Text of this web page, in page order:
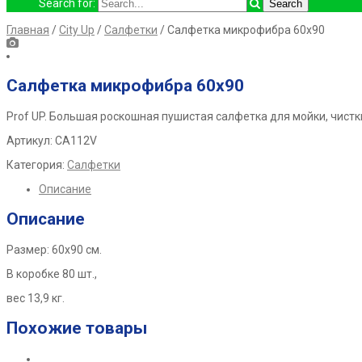
Search for:
Главная /City Up /Салфетки / Салфетка микрофибра 60х90
Салфетка микрофибра 60х90
Prof UP. Большая роскошная пушистая салфетка для мойки,
Артикул: СА112V
Категория: Салфетки
Описание
Описание
Размер: 60х90 см.
В коробке 80 шт.,
вес 13,9 кг.
Похожие товары